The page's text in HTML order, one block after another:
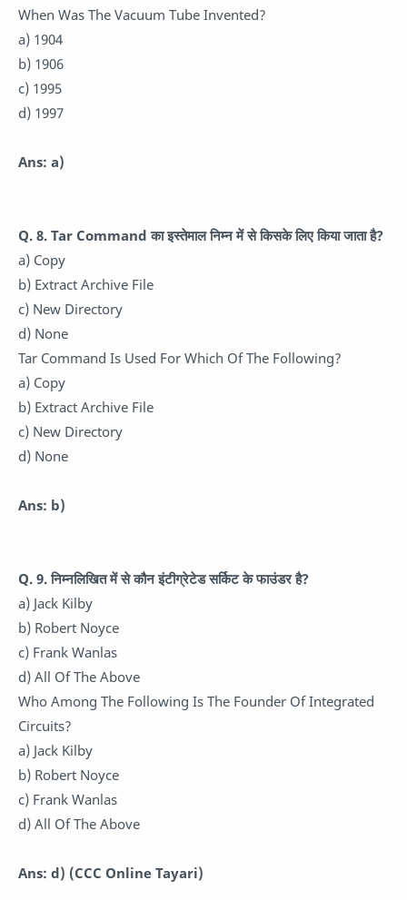
When Was The Vacuum Tube Invented?
a) 1904
b) 1906
c) 1995
d) 1997
Ans: a)
Q. 8. Tar Command का इस्तेमाल निम्न में से किसके लिए किया जाता है?
a) Copy
b) Extract Archive File
c) New Directory
d) None
Tar Command Is Used For Which Of The Following?
a) Copy
b) Extract Archive File
c) New Directory
d) None
Ans: b)
Q. 9.निम्नलिखित में से कौन इंटीग्रेटेड सर्किट के फाउंडर है?
a) Jack Kilby
b) Robert Noyce
c) Frank Wanlas
d) All Of The Above
Who Among The Following Is The Founder Of Integrated
Circuits?
a) Jack Kilby
b) Robert Noyce
c) Frank Wanlas
d) All Of The Above
Ans: d) (CCC Online Tayari)